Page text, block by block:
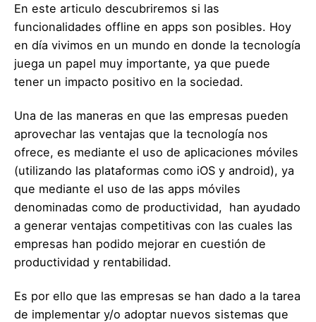
En este articulo descubriremos si las
funcionalidades offline en apps son posibles. Hoy
en día vivimos en un mundo en donde la tecnología
juega un papel muy importante, ya que puede
tener un impacto positivo en la sociedad.
Una de las maneras en que las empresas pueden
aprovechar las ventajas que la tecnología nos
ofrece, es mediante el uso de aplicaciones móviles
(utilizando las plataformas como iOS y android), ya
que mediante el uso de las apps móviles
denominadas como de productividad, han ayudado
a generar ventajas competitivas con las cuales las
empresas han podido mejorar en cuestión de
productividad y rentabilidad.
Es por ello que las empresas se han dado a la tarea
de implementar y/o adoptar nuevos sistemas que